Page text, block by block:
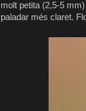
molt petita (2,5-5
paladar més claret.